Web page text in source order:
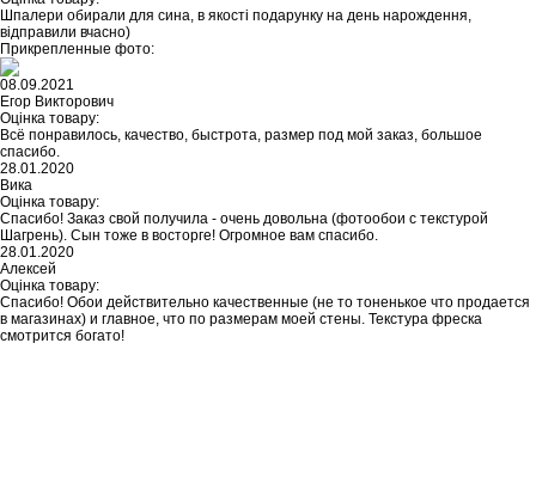
Шпалери обирали для сина, в якості подарунку на день нарождення,
відправили вчасно)
Прикрепленные фото:
08.09.2021
Егор Викторович
Оцінка товару:
Всё понравилось, качество, быстрота, размер под мой заказ, большое
спасибо.
28.01.2020
Вика
Оцінка товару:
Спасибо! Заказ свой получила - очень довольна (фотообои с текстурой
Шагрень). Сын тоже в восторге! Огромное вам спасибо.
28.01.2020
Алексей
Оцінка товару:
Спасибо! Обои действительно качественные (не то тоненькое что продается
в магазинах) и главное, что по размерам моей стены. Текстура фреска
смотрится богато!